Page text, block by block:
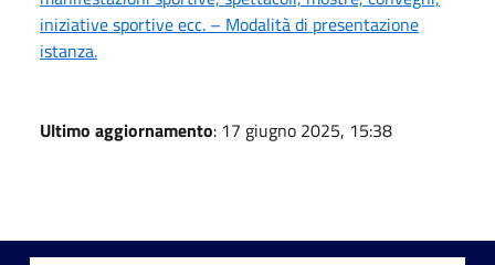
iniziative sportive ecc. – Modalità di presentazione
istanza.
Ultimo aggiornamento: 17 giugno 2025, 15:38